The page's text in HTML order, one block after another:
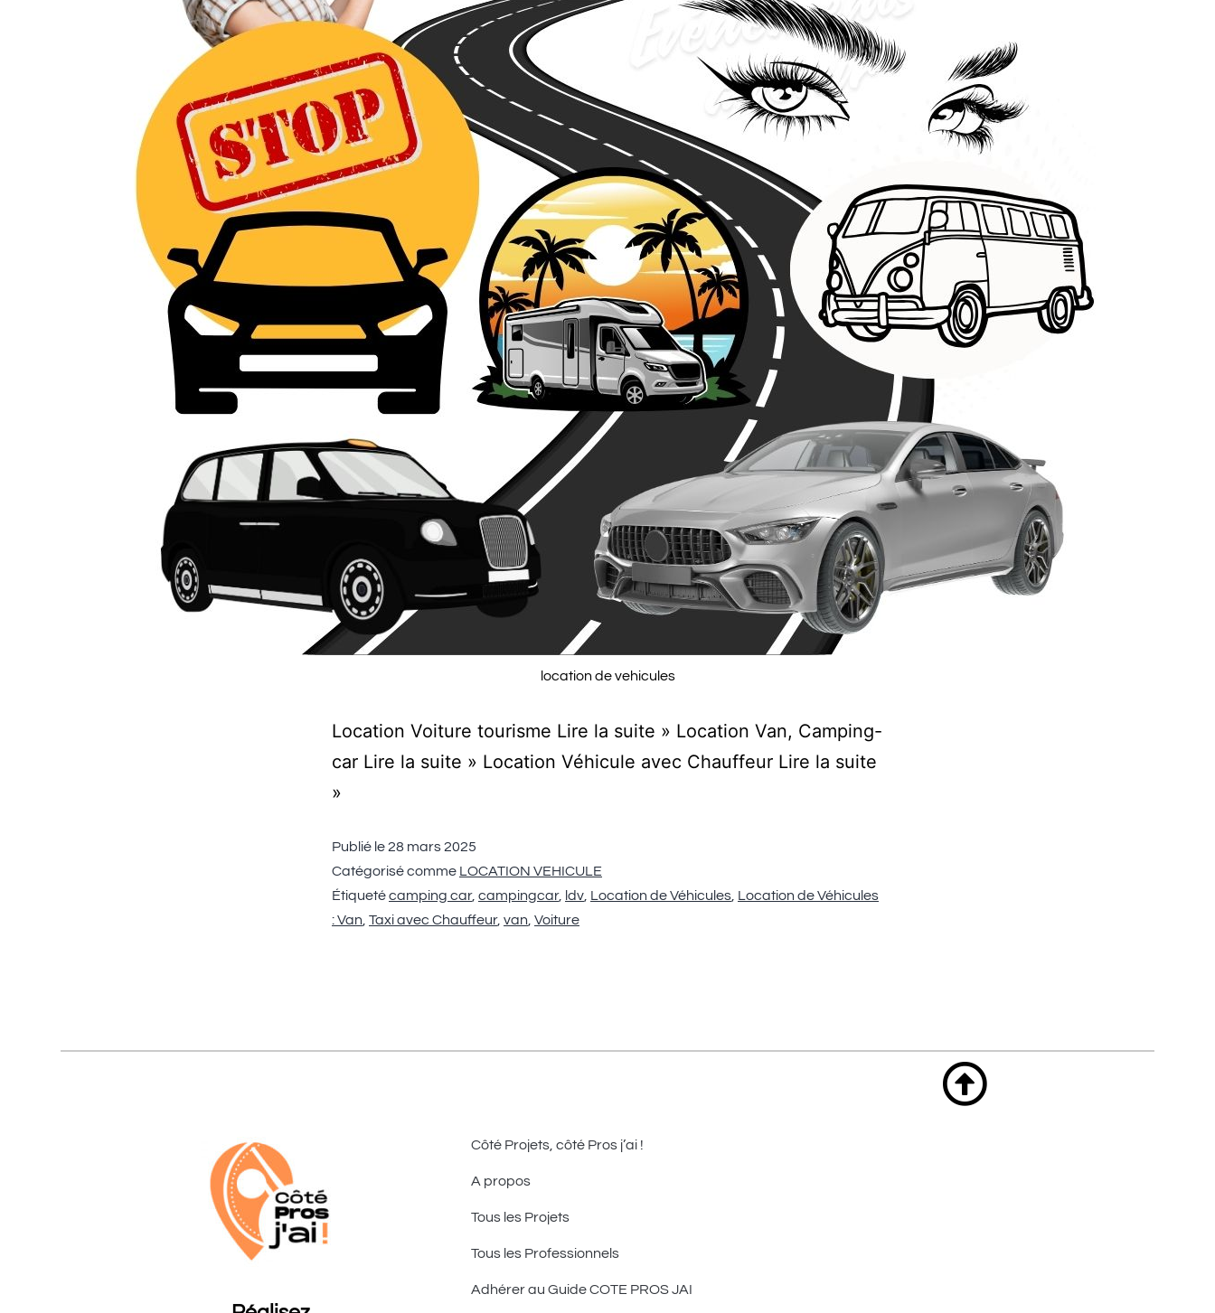
location de vehicules
Location Voiture tourisme Lire la suite » Location Van, Camping-
car Lire la suite » Location Véhicule avec Chauffeur Lire la suite
»
Publié le28 mars 2025
Catégorisé comme LOCATION VEHICULE
Étiquetécamping car, campingcar, ldv Location de Véhicules Location de Véhicules
: Van Taxi avec Chauffeur, van Voiture
Côté Projets, côté Pros j’ai !
A propos
Tous les Projets
Tous les Professionnels
Adhérer au Guide COTE PROS JAI